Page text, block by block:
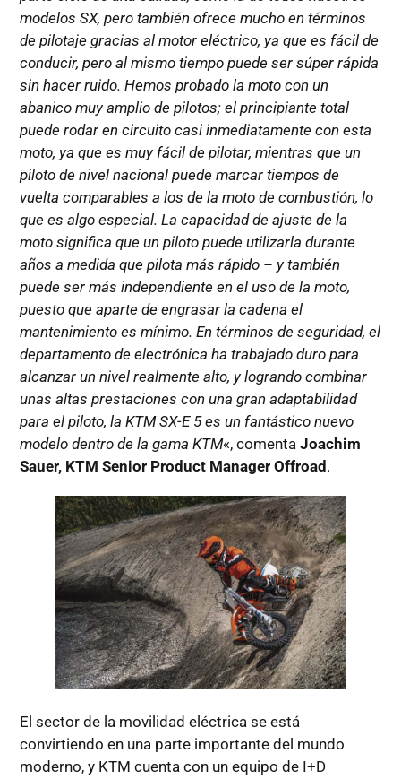
modelos SX, pero también ofrece mucho en términos
de pilotaje gracias al motor eléctrico, ya que es fácil de
conducir, pero al mismo tiempo puede ser súper rápida
sin hacer ruido. Hemos probado la moto con un
abanico muy amplio de pilotos; el principiante total
puede rodar en circuito casi inmediatamente con esta
moto, ya que es muy fácil de pilotar, mientras que un
piloto de nivel nacional puede marcar tiempos de
vuelta comparables a los de la moto de combustión, lo
que es algo especial. La capacidad de ajuste de la
moto significa que un piloto puede utilizarla durante
años a medida que pilota más rápido – y también
puede ser más independiente en el uso de la moto,
puesto que aparte de engrasar la cadena el
mantenimiento es mínimo. En términos de seguridad, el
departamento de electrónica ha trabajado duro para
alcanzar un nivel realmente alto, y logrando combinar
unas altas prestaciones con una gran adaptabilidad
para el piloto, la KTM SX-E 5 es un fantástico nuevo
modelo dentro de la gama KTM«, comenta Joachim
Sauer, KTM Senior Product Manager Offroad .
El sector de la movilidad eléctrica se está
convirtiendo en una parte importante del mundo
moderno, y KTM cuenta con un equipo de I+D